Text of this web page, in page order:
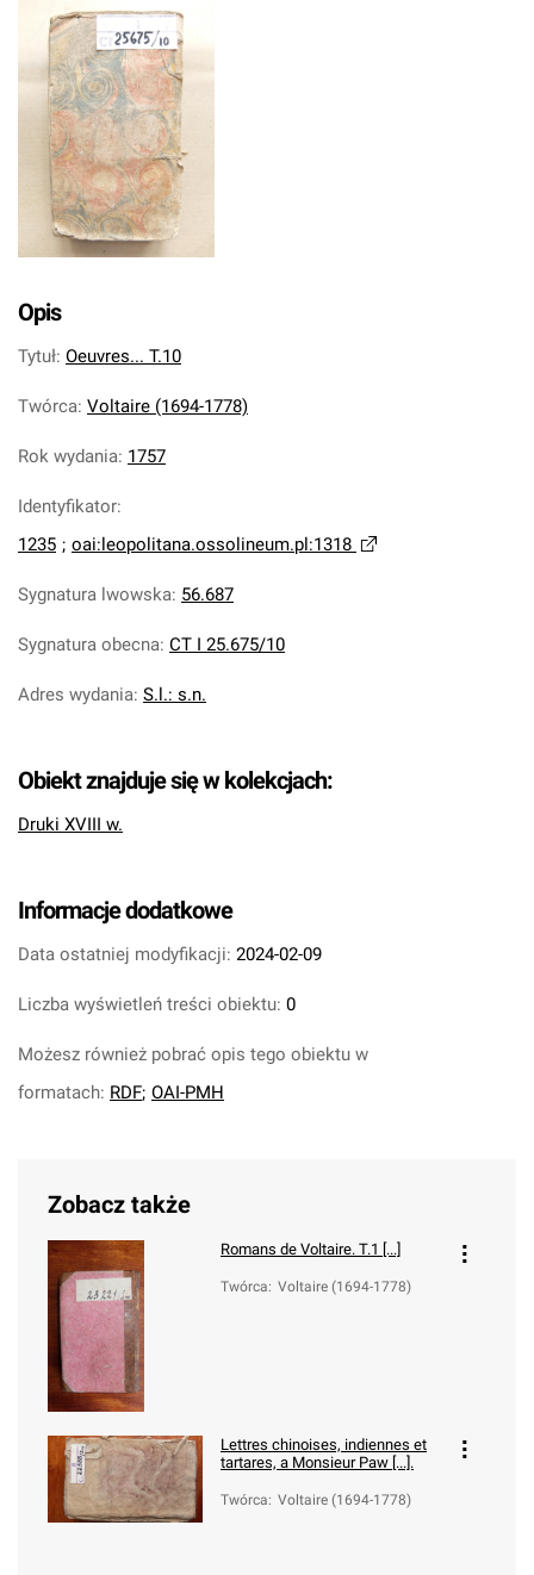
Opis
Tytuł: Oeuvres... T.10
Twórca: Voltaire (1694-1778)
Rok wydania: 1757
Identyfikator:
1235 ; oai:leopolitana.ossolineum.pl:1318
Sygnatura lwowska: 56.687
Sygnatura obecna: CT I 25.675/10
Adres wydania: S.l.: s.n.
Obiekt znajduje się w kolekcjach:
Druki XVIII w.
Informacje dodatkowe
Data ostatniej modyfikacji: 2024-02-09
Liczba wyświetleń treści obiektu: 0
Możesz również pobrać opis tego obiektu w
formatach: RDF; OAI-PMH
Zobacz także
Romans de Voltaire. T.1 [...]
Twórca: Voltaire (1694-1778)
Lettres chinoises, indiennes et
tartares, a Monsieur Paw [...].
Twórca: Voltaire (1694-1778)